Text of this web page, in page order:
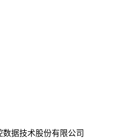
数据技术股份有限公司